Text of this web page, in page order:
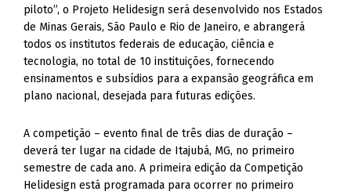
piloto”, o Projeto Helidesign será desenvolvido nos Estados
de Minas Gerais, São Paulo e Rio de Janeiro, e abrangerá
todos os institutos federais de educação, ciência e
tecnologia, no total de 10 instituições, fornecendo
ensinamentos e subsídios para a expansão geográfica em
plano nacional, desejada para futuras edições.
A competição – evento final de três dias de duração –
deverá ter lugar na cidade de Itajubá, MG, no primeiro
semestre de cada ano. A primeira edição da Competição
Helidesign está programada para ocorrer no primeiro